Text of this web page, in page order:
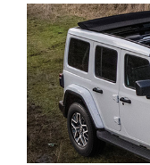
toda
galería